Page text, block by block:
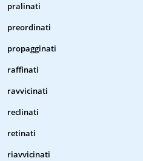
pralinati
preordinati
propagginati
raffinati
ravvicinati
reclinati
retinati
riavvicinati